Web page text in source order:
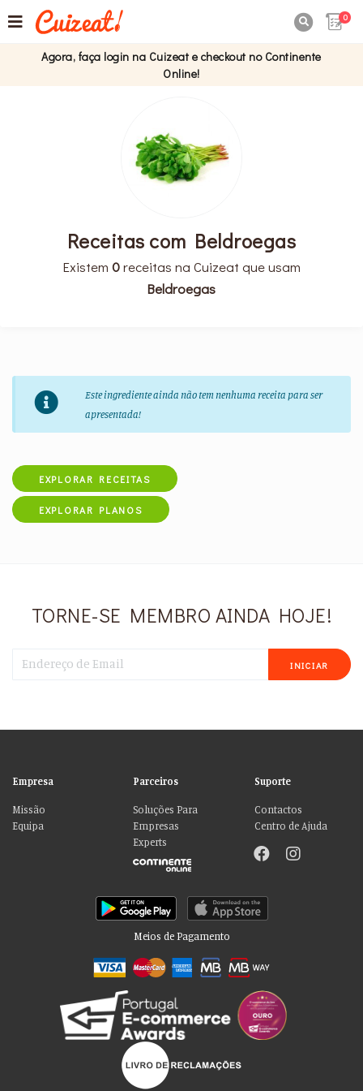
0
Agora, faça login na Cuizeat e checkout no Continente
Online!
Receitas com Beldroegas
Existem 0receitas na Cuizeat que usam
Beldroegas
Este ingrediente ainda não tem nenhuma receita para ser
apresentada!
EXPLORAR RECEITAS
EXPLORAR PLANOS
TORNE-SE MEMBRO AINDA HOJE!
INICIAR
Empresa
Missão
Equipa
Parceiros
Soluções Para
Empresas
Experts
Suporte
Contactos
Centro de Ajuda
Meios de Pagamento
Por favor aceite as nossas deliciosas